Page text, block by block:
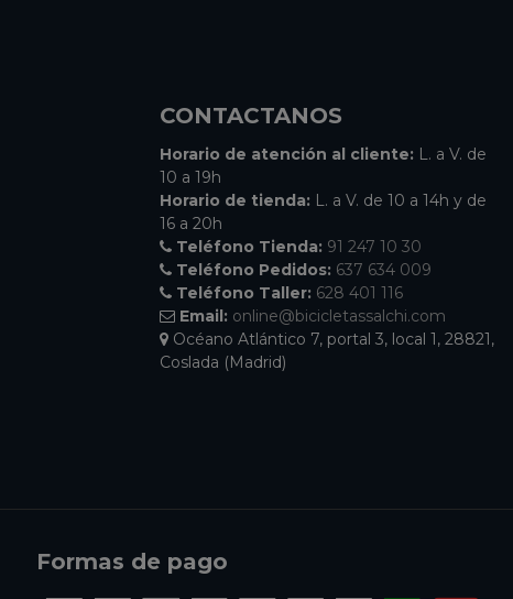
CONTACTANOS
Horario de atención al cliente: L. a V. de
10 a 19h
Horario de tienda: L. a V. de 10 a 14h y de
16 a 20h
Teléfono Tienda: 91 247 10 30
Teléfono Pedidos: 637 634 009
Teléfono Taller: 628 401 116
Email: online@bicicletassalchi.com
Océano Atlántico 7, portal 3, local 1, 28821,
Coslada (Madrid)
Formas de pago